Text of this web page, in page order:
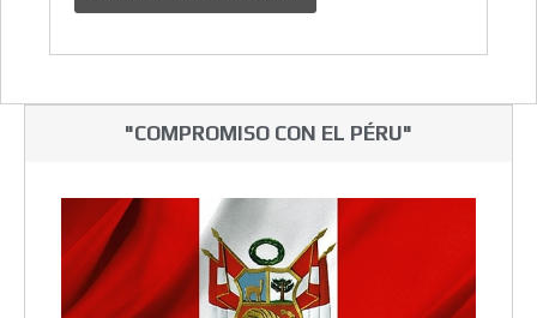
"COMPROMISO CON EL PÉRU"